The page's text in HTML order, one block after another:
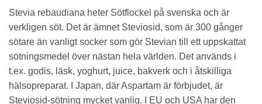
Stevia rebaudiana heter Sötflockel på svenska och är
verkligen söt. Det är ämnet Steviosid, som är 300 gånger
sötare än vanligt socker som gör Stevian till ett uppskattat
sötningsmedel över nästan hela världen. Det används i
t.ex. godis, läsk, yoghurt, juice, bakverk och i åtskilliga
hälsopreparat. I Japan, där Aspartam är förbjudet, är
Steviosid-sötning mycket vanlig. I EU och USA har den